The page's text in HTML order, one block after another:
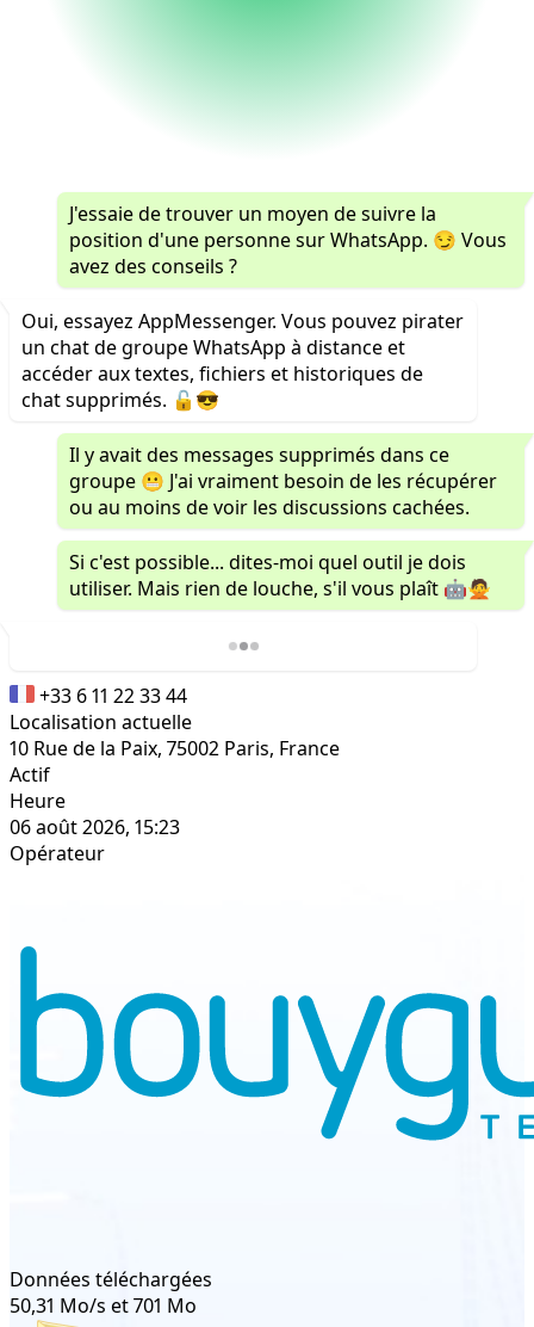
J'essaie de trouver un moyen de suivre la
position d'une personne sur WhatsApp. 😏 Vous
avez des conseils ?
Oui, essayez AppMessenger. Vous pouvez pirater
un chat de groupe WhatsApp à distance et
accéder aux textes, fichiers et historiques de
chat supprimés. 🔓😎
Il y avait des messages supprimés dans ce
groupe 😬 J'ai vraiment besoin de les récupérer
ou au moins de voir les discussions cachées.
Si c'est possible... dites-moi quel outil je dois
utiliser. Mais rien de louche, s'il vous plaît 🤖🙅
+33 6 11 22 33 44
Localisation actuelle
10 Rue de la Paix, 75002 Paris, France
Actif
Heure
06 août 2026, 15:23
Opérateur
Données téléchargées
50,31 Mo/s et 701 Mo